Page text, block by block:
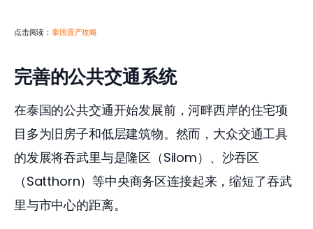
点击阅读：泰国置产攻略
完善的公共交通系统
在泰国的公共交通开始发展前，河畔西岸的住宅项
目多为旧房子和低层建筑物。然而，大众交通工具
的发展将吞武里与是隆区（Silom）、沙吞区
（Satthorn）等中央商务区连接起来，缩短了吞武
里与市中心的距离。